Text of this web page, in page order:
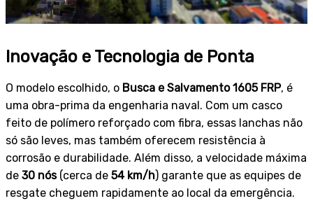
Inovação e Tecnologia de Ponta
O modelo escolhido, o Busca e Salvamento 1605 FRP, é
uma obra-prima da engenharia naval. Com um casco
feito de polímero reforçado com fibra, essas lanchas não
só são leves, mas também oferecem resistência à
corrosão e durabilidade. Além disso, a velocidade máxima
de 30 nós(cerca de 54 km/h) garante que as equipes de
resgate cheguem rapidamente ao local da emergência.